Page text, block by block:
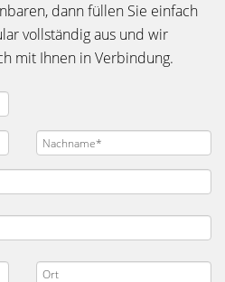
dann füllen Sie einfach
vollständig aus und wir
mit Ihnen in Verbindung.